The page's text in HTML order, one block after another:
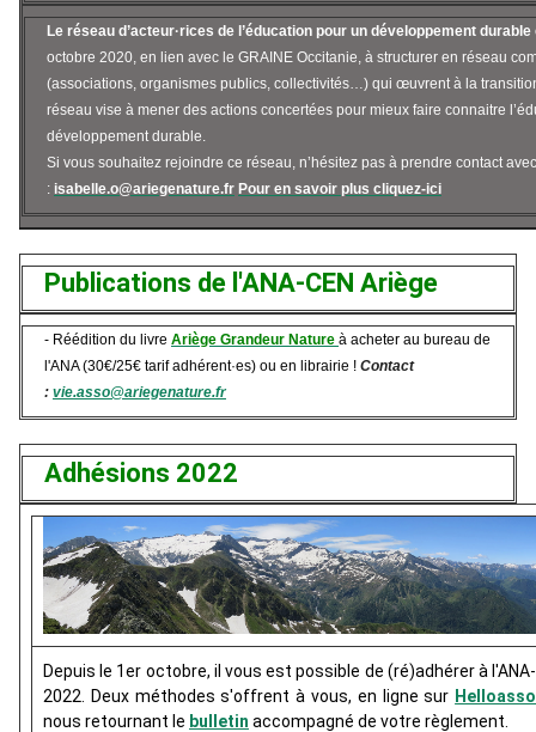
Le réseau d’acteur·rices de l’éducation pour un développement
octobre 2020, en lien avec le GRAINE Occitanie, à structurer en réseau
(associations, organismes publics, collectivités…) qui œuvrent à la
réseau vise à mener des actions concertées pour mieux faire connaitre
développement durable.
Si vous souhaitez rejoindre ce réseau, n’hésitez pas à prendre contact
: isabelle.o@ariegenature.fr Pour en savoir plus cliquez-ici
Publications de l'ANA-CEN Ariège
- Réédition du livre Ariège Grandeur Nature à acheter au bureau de
l'ANA (30€/25€ tarif adhérent·es) ou en librairie ! Contact
: vie.asso@ariegenature.fr
Adhésions 2022
Depuis le 1er octobre, il vous est possible de (ré)adhérer à
2022. Deux méthodes s'offrent à vous, en ligne sur Helloasso
nous retournant le bulletin accompagné de votre règlement.